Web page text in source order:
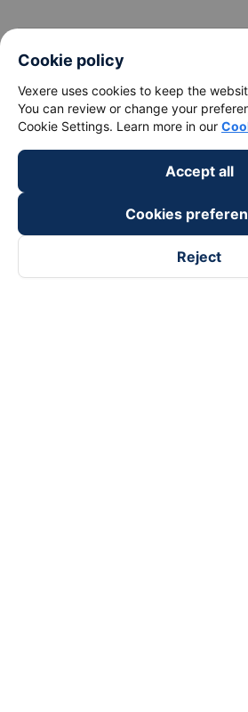
About Us
Support
Become a Partner
Payment partners
Cookie policy
Vexere uses cookies to keep the
You can review or change your
Cookie Settings. Learn more in our
Accept all
Cookies
Reject